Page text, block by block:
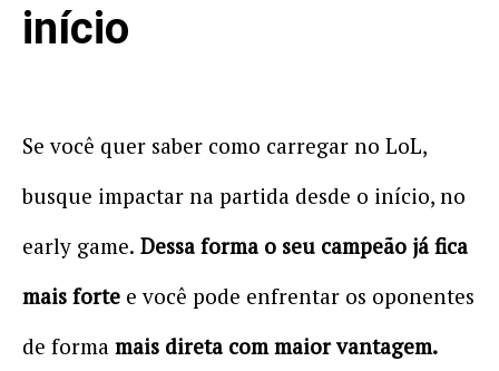
início
Se você quer saber como carregar no LoL,
busque impactar na partida desde o início, no
early game. Dessa forma o seu campeão já fica
mais forte e você pode enfrentar os oponentes
de forma mais direta com maior vantagem.